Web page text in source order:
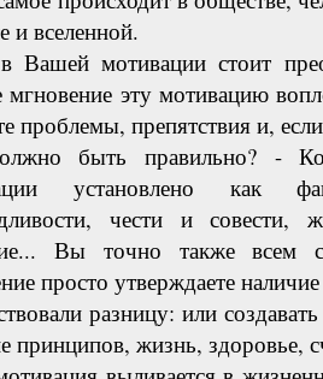
и вселенной.
Вашей мотивации стоит
мгновение эту мотивацию
проблемы, препятствия и,
быть правильно? -
установлено как
чести и совести,
Вы точно также всем
просто утверждаете
разницу: или
принципов, жизнь, здоровье,